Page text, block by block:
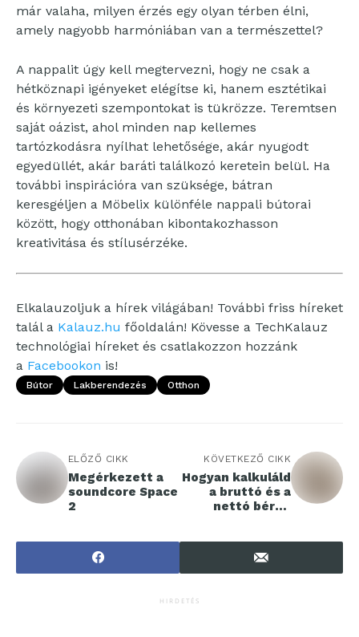
már valaha, milyen érzés egy olyan térben élni,
amely nagyobb harmóniában van a természettel?
A nappalit úgy kell megtervezni, hogy ne csak a
hétköznapi igényeket elégítse ki, hanem esztétikai
és környezeti szempontokat is tükrözze. Teremtsen
saját oázist, ahol minden nap kellemes
tartózkodásra nyílhat lehetősége, akár nyugodt
egyedüllét, akár baráti találkozó keretein belül. Ha
további inspirációra van szüksége, bátran
keresgéljen a Möbelix különféle nappali bútorai
között, hogy otthonában kibontakozhasson
kreativitása és stílusérzéke.
Elkalauzoljuk a hírek világában! További friss híreket
talál a Kalauz.hu főoldalán! Kövesse a TechKalauz
technológiai híreket és csatlakozzon hozzánk
a Facebookon is!
Bútor Lakberendezés Otthon
ELŐZŐ CIKK
Megérkezett a
soundcore Space
2
KÖVETKEZŐ CIKK
Hogyan kalkuláld
a bruttó és a
nettó béred
HIRDETÉS